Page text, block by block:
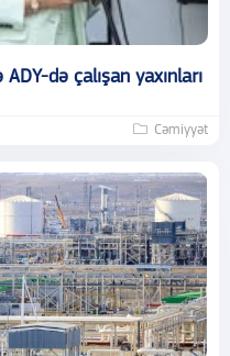
də çalışan yaxınları
Cəmiyyət